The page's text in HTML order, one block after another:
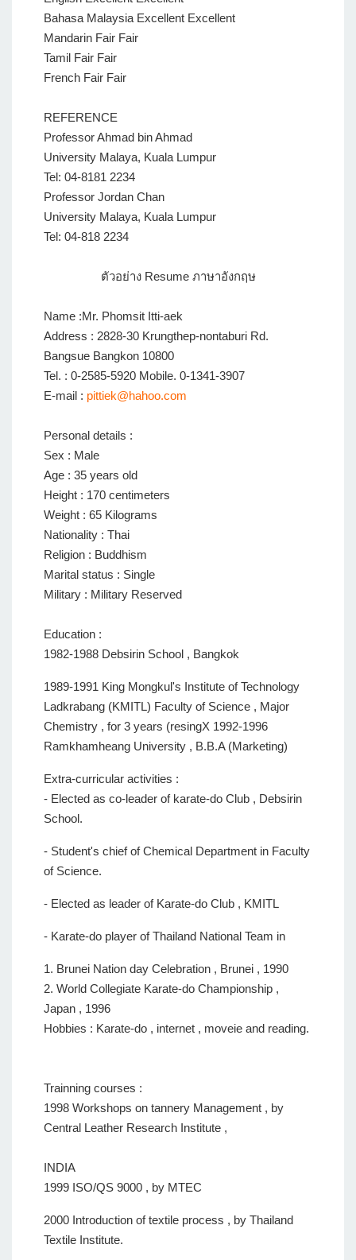
Bahasa Malaysia Excellent Excellent
Mandarin Fair Fair
Tamil Fair Fair
French Fair Fair
REFERENCE
Professor Ahmad bin Ahmad
University Malaya, Kuala Lumpur
Tel: 04-8181 2234
Professor Jordan Chan
University Malaya, Kuala Lumpur
Tel: 04-818 2234
ตัวอย่าง Resume ภาษาอังกฤษ
Name :Mr. Phomsit Itti-aek
Address : 2828-30 Krungthep-nontaburi Rd.
Bangsue Bangkon 10800
Tel. : 0-2585-5920 Mobile. 0-1341-3907
E-mail : pittiek@hahoo.com
Personal details :
Sex : Male
Age : 35 years old
Height : 170 centimeters
Weight : 65 Kilograms
Nationality : Thai
Religion : Buddhism
Marital status : Single
Military : Military Reserved
Education :
1982-1988 Debsirin School , Bangkok
1989-1991 King Mongkul's Institute of Technology
Ladkrabang (KMITL) Faculty of Science , Major
Chemistry , for 3 years (resingX 1992-1996
Ramkhamheang University , B.B.A (Marketing)
Extra-curricular activities :
- Elected as co-leader of karate-do Club , Debsirin
School.
- Student's chief of Chemical Department in Faculty
of Science.
- Elected as leader of Karate-do Club , KMITL
- Karate-do player of Thailand National Team in
1. Brunei Nation day Celebration , Brunei , 1990
2. World Collegiate Karate-do Championship ,
Japan , 1996
Hobbies : Karate-do , internet , moveie and reading.
Trainning courses :
1998 Workshops on tannery Management , by
Central Leather Research Institute ,
INDIA
1999 ISO/QS 9000 , by MTEC
2000 Introduction of textile process , by Thailand
Textile Institute.